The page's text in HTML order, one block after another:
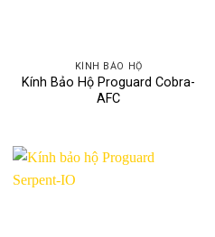
KÍNH BẢO HỘ
Kính Bảo Hộ Proguard Cobra-
AFC